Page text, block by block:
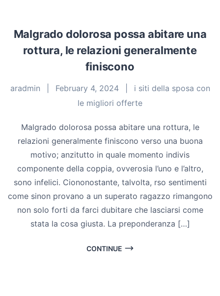
Malgrado dolorosa possa abitare una
rottura, le relazioni generalmente
finiscono
aradmin February 4, 2024
i siti della sposa con
le migliori offerte
Malgrado dolorosa possa abitare una rottura, le
relazioni generalmente finiscono verso una buona
motivo; anzitutto in quale momento indivis
componente della coppia, ovverosia l’uno e l’altro,
sono infelici. Ciononostante, talvolta, rso sentimenti
come sinon provano a un superato ragazzo rimangono
non solo forti da farci dubitare che lasciarsi come
stata la cosa giusta. La preponderanza […]
CONTINUE